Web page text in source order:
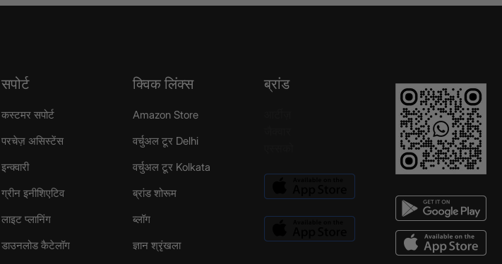
सपोर्ट
कस्टमर सपोर्ट
परचेज़ असिस्टेंस
इन्क्वारी
ग्रीन इनीशिएटिव
लाइट प्लानिंग
डाउनलोड कैटेलॉग
क्विक लिंक्स
Amazon Store
वर्चुअल टूर Delhi
वर्चुअल टूर Kolkata
ब्रांड शोरूम
ब्लॉग
ज्ञान श्रृंखला
ब्रांड